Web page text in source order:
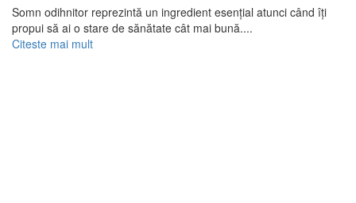
Somn odihnitor reprezintă un ingredient esențial atunci când îți
propui să ai o stare de sănătate cât mai bună....
Citeste mai mult